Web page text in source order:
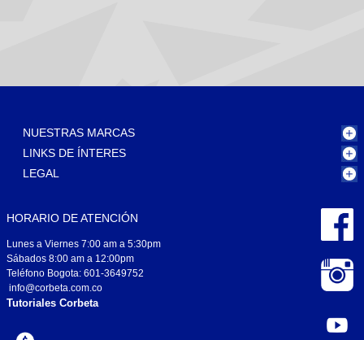
NUESTRAS MARCAS
LINKS DE ÍNTERES
LEGAL
HORARIO DE ATENCIÓN
Lunes a Viernes 7:00 am a 5:30pm
Sábados 8:00 am a 12:00pm
Teléfono Bogota: 601-3649752
info@corbeta.com.co
Tutoriales Corbeta